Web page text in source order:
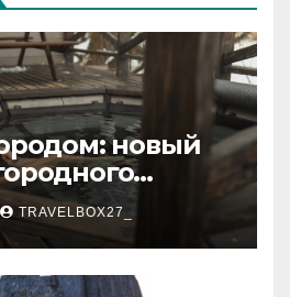
новый
TRAVELBOX27_